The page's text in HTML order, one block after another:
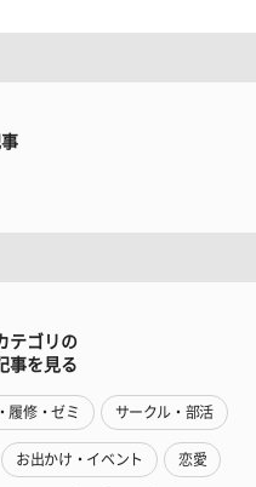
テゴリの
事を見る
履修・ゼミ サークル・部活
お出かけ・イベント 恋愛